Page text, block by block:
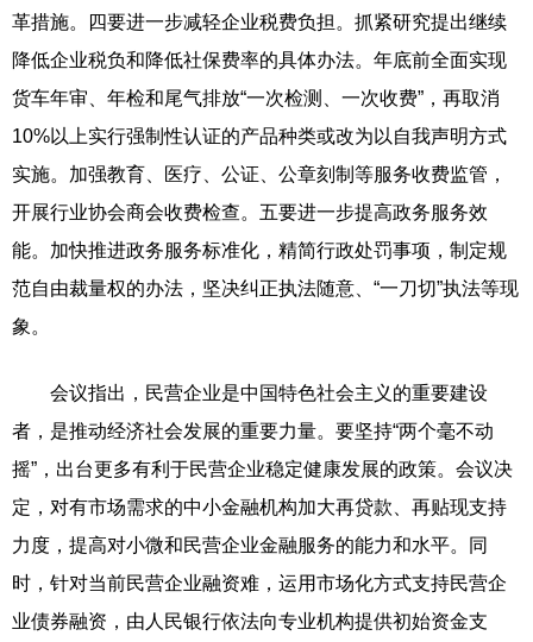
革措施。四要进一步减轻企业税费负担。抓紧研究提出继续
降低企业税负和降低社保费率的具体办法。年底前全面实现
货车年审、年检和尾气排放“一次检测、一次收费”，再取消
10%以上实行强制性认证的产品种类或改为以自我声明方式
实施。加强教育、医疗、公证、公章刻制等服务收费监管，
开展行业协会商会收费检查。五要进一步提高政务服务效
能。加快推进政务服务标准化，精简行政处罚事项，制定规
范自由裁量权的办法，坚决纠正执法随意、“一刀切”执法等现
象。
会议指出，民营企业是中国特色社会主义的重要建设
者，是推动经济社会发展的重要力量。要坚持“两个毫不动
摇”，出台更多有利于民营企业稳定健康发展的政策。会议决
定，对有市场需求的中小金融机构加大再贷款、再贴现支持
力度，提高对小微和民营企业金融服务的能力和水平。同
时，针对当前民营企业融资难，运用市场化方式支持民营企
业债券融资，由人民银行依法向专业机构提供初始资金支